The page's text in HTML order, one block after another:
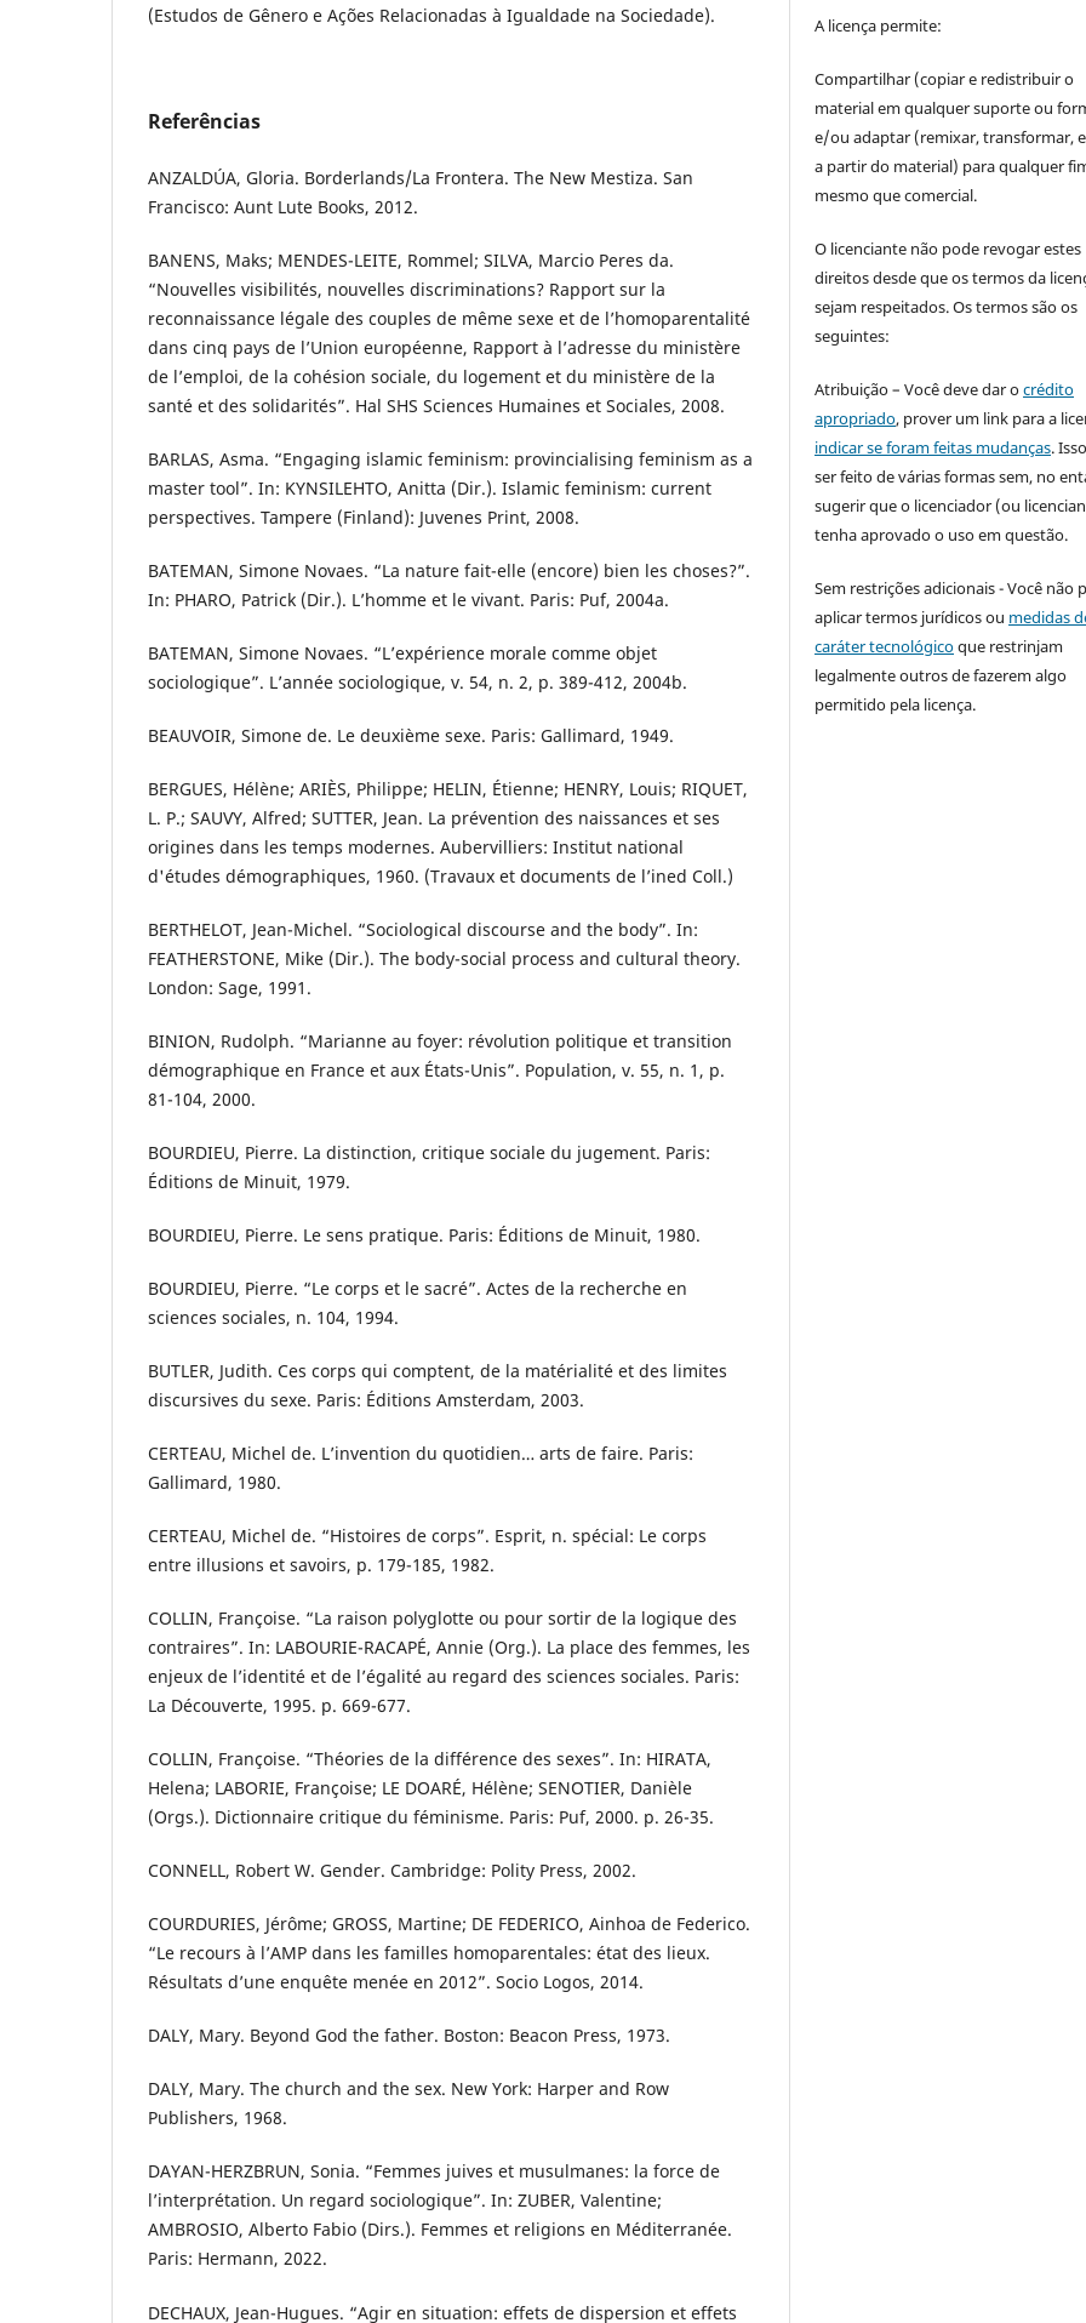
(Estudos de Gênero e Ações Relacionadas à Igualdade na Sociedade).
Referências
ANZALDÚA, Gloria. Borderlands/La Frontera. The New Mestiza. San
Francisco: Aunt Lute Books, 2012.
BANENS, Maks; MENDES-LEITE, Rommel; SILVA, Marcio Peres da.
“Nouvelles visibilités, nouvelles discriminations? Rapport sur la
reconnaissance légale des couples de même sexe et de l’homoparentalité
dans cinq pays de l’Union européenne, Rapport à l’adresse du ministère
de l’emploi, de la cohésion sociale, du logement et du ministère de la
santé et des solidarités”. Hal SHS Sciences Humaines et Sociales, 2008.
BARLAS, Asma. “Engaging islamic feminism: provincialising feminism as a
master tool”. In: KYNSILEHTO, Anitta (Dir.). Islamic feminism: current
perspectives. Tampere (Finland): Juvenes Print, 2008.
BATEMAN, Simone Novaes. “La nature fait-elle (encore) bien les choses?”.
In: PHARO, Patrick (Dir.). L’homme et le vivant. Paris: Puf, 2004a.
BATEMAN, Simone Novaes. “L’expérience morale comme objet
sociologique”. L’année sociologique, v. 54, n. 2, p. 389-412, 2004b.
BEAUVOIR, Simone de. Le deuxième sexe. Paris: Gallimard, 1949.
BERGUES, Hélène; ARIÈS, Philippe; HELIN, Étienne; HENRY, Louis; RIQUET,
L. P.; SAUVY, Alfred; SUTTER, Jean. La prévention des naissances et ses
origines dans les temps modernes. Aubervilliers: Institut national
d'études démographiques, 1960. (Travaux et documents de l’ined Coll.)
BERTHELOT, Jean-Michel. “Sociological discourse and the body”. In:
FEATHERSTONE, Mike (Dir.). The body-social process and cultural theory.
London: Sage, 1991.
BINION, Rudolph. “Marianne au foyer: révolution politique et transition
démographique en France et aux États-Unis”. Population, v. 55, n. 1, p.
81-104, 2000.
BOURDIEU, Pierre. La distinction, critique sociale du jugement. Paris:
Éditions de Minuit, 1979.
BOURDIEU, Pierre. Le sens pratique. Paris: Éditions de Minuit, 1980.
BOURDIEU, Pierre. “Le corps et le sacré”. Actes de la recherche en
sciences sociales, n. 104, 1994.
BUTLER, Judith. Ces corps qui comptent, de la matérialité et des limites
discursives du sexe. Paris: Éditions Amsterdam, 2003.
CERTEAU, Michel de. L’invention du quotidien… arts de faire. Paris:
Gallimard, 1980.
CERTEAU, Michel de. “Histoires de corps”. Esprit, n. spécial: Le corps
entre illusions et savoirs, p. 179-185, 1982.
COLLIN, Françoise. “La raison polyglotte ou pour sortir de la logique des
contraires”. In: LABOURIE-RACAPÉ, Annie (Org.). La place des femmes, les
enjeux de l’identité et de l’égalité au regard des sciences sociales. Paris:
La Découverte, 1995. p. 669-677.
COLLIN, Françoise. “Théories de la différence des sexes”. In: HIRATA,
Helena; LABORIE, Françoise; LE DOARÉ, Hélène; SENOTIER, Danièle
(Orgs.). Dictionnaire critique du féminisme. Paris: Puf, 2000. p. 26-35.
CONNELL, Robert W. Gender. Cambridge: Polity Press, 2002.
COURDURIES, Jérôme; GROSS, Martine; DE FEDERICO, Ainhoa de Federico.
“Le recours à l’AMP dans les familles homoparentales: état des lieux.
Résultats d’une enquête menée en 2012”. Socio Logos, 2014.
DALY, Mary. Beyond God the father. Boston: Beacon Press, 1973.
DALY, Mary. The church and the sex. New York: Harper and Row
Publishers, 1968.
DAYAN-HERZBRUN, Sonia. “Femmes juives et musulmanes: la force de
l’interprétation. Un regard sociologique”. In: ZUBER, Valentine;
AMBROSIO, Alberto Fabio (Dirs.). Femmes et religions en Méditerranée.
Paris: Hermann, 2022.
DECHAUX, Jean-Hugues. “Agir en situation: effets de dispersion et effets
A licença permite:
Compartilhar (copiar e redistribuir o
material em qualquer suporte ou
e/ou adaptar (remixar, transformar,
a partir do material) para qualquer
mesmo que comercial.
O licenciante não pode revogar estes
direitos desde que os termos da
sejam respeitados. Os termos são os
seguintes:
Atribuição – Você deve dar ocrédito
apropriado, prover um link para a
indicar se foram feitas mudanças.
ser feito de várias formas sem, no
sugerir que o licenciador (ou
tenha aprovado o uso em questão.
Sem restrições adicionais - Você não
aplicar termos jurídicos ou medidas
caráter tecnológicoque restrinjam
legalmente outros de fazerem algo
permitido pela licença.